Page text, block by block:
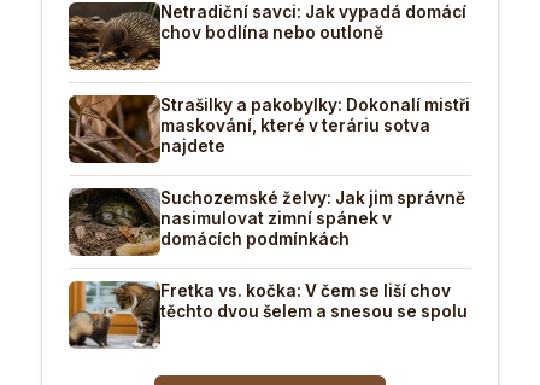
Netradiční savci: Jak vypadá domácí
chov bodlína nebo outloně
Strašilky a pakobylky: Dokonalí mistři
maskování, které v teráriu sotva
najdete
Suchozemské želvy: Jak jim správně
nasimulovat zimní spánek v
domácích podmínkách
Fretka vs. kočka: V čem se liší chov
těchto dvou šelem a snesou se spolu